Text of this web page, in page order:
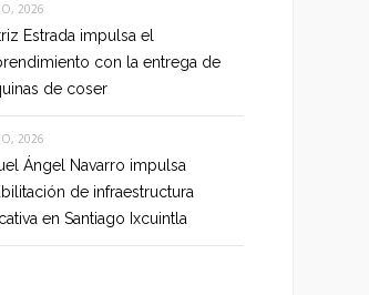
2026
Estrada impulsa el
con la entrega de
de coser
2026
Ángel Navarro impulsa
de infraestructura
en Santiago Ixcuintla